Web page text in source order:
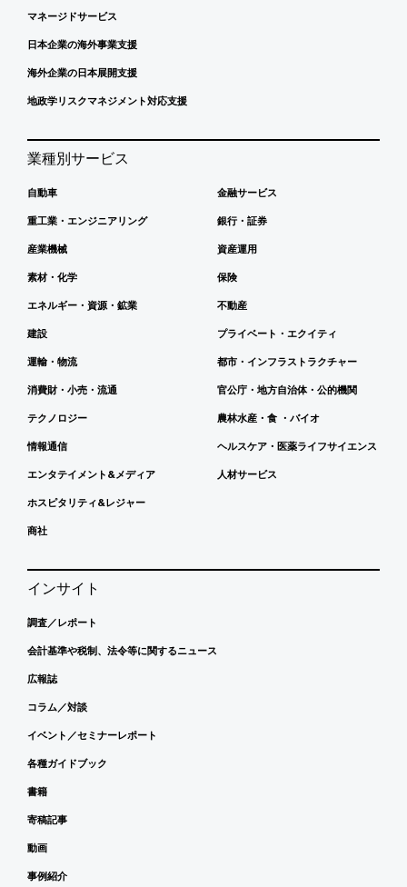
マネージドサービス
日本企業の海外事業支援
海外企業の日本展開支援
地政学リスクマネジメント対応支援
業種別サービス
自動車
重工業・エンジニアリング
産業機械
素材・化学
エネルギー・資源・鉱業
建設
運輸・物流
消費財・小売・流通
テクノロジー
情報通信
エンタテイメント&メディア
ホスピタリティ&レジャー
商社
金融サービス
銀行・証券
資産運用
保険
不動産
プライベート・エクイティ
都市・インフラストラクチャー
官公庁・地方自治体・公的機関
農林水産・食 ・バイオ
ヘルスケア・医薬ライフサイエンス
人材サービス
インサイト
調査／レポート
会計基準や税制、法令等に関するニュース
広報誌
コラム／対談
イベント／セミナーレポート
各種ガイドブック
書籍
寄稿記事
動画
事例紹介